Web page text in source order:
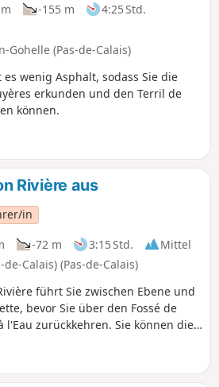
-155 m
4:25 Std.
Gohelle (Pas-de-Calais)
wenig Asphalt, sodass Sie die
erkunden und den Terril de
können.
Rivière aus
in
-72 m 3:15 Std.
Mittel
Calais) (Pas-de-Calais)
führt Sie zwischen Ebene und
bevor Sie über den Fossé de
l'Eau zurückkehren. Sie können die